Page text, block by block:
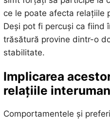
ce le poate afecta relațiile
Deși pot fi percuși ca fiind
trăsătură provine dintr-o
stabilitate.
Implicarea
relațiile
Comportamentele și